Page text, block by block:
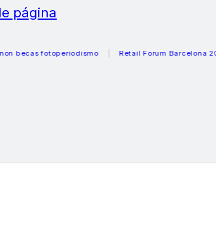
página
fotoperiodismo Retail Forum Barcelona 2026